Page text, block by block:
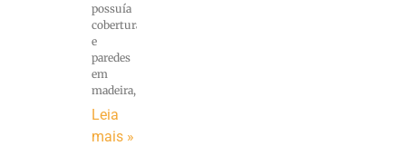
possuía
cobertura
e
paredes
em
madeira,
Leia
mais »